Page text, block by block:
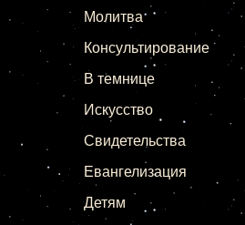
Молитва
Консультирование
В темнице
Искусство
Свидетельства
Евангелизация
Детям